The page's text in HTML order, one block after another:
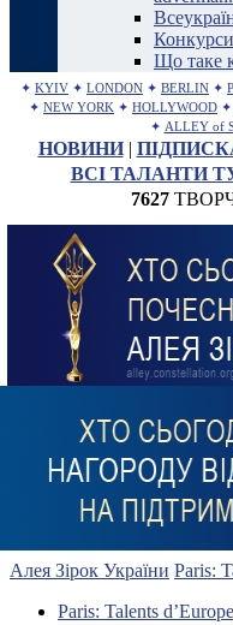
Конкурси
Що таке
✦ KYIV ✦ LONDON ✦ BERLIN ✦
✦ NEW YORK ✦ HOLLYWOOD ✦
✦ ALLEY of
НОВИНИ|
ВСІ ТАЛАНТИ
7627
Алея Зірок України Paris:
Paris: Talents d’Europe